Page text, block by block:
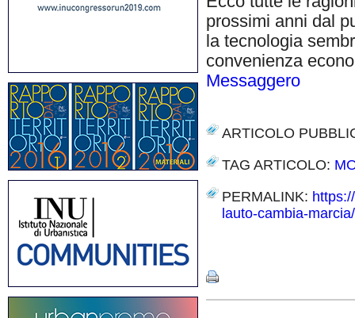
prossimi anni dal
la tecnologia
convenienza
Messaggero
ARTICOLO
TAG ARTICOLO:
PERMALINK:
lauto-cambia-marcia/